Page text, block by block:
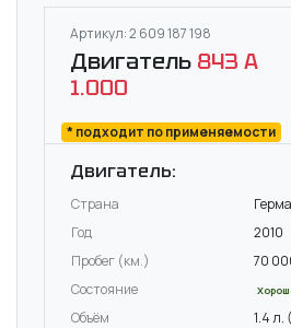
Артикул: 2 609 187 198
Двигатель 843 A
1.000
* подходит по применяемости
Двигатель:
Страна
Год
2010
Пробег (км.)
70
Состояние
Объём 1.4 л.